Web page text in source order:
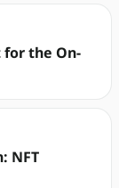
for the On-
NFT